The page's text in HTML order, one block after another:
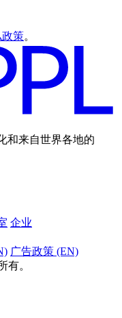
政策。
和来自世界各地的
企业
广告政策 (EN)
有。